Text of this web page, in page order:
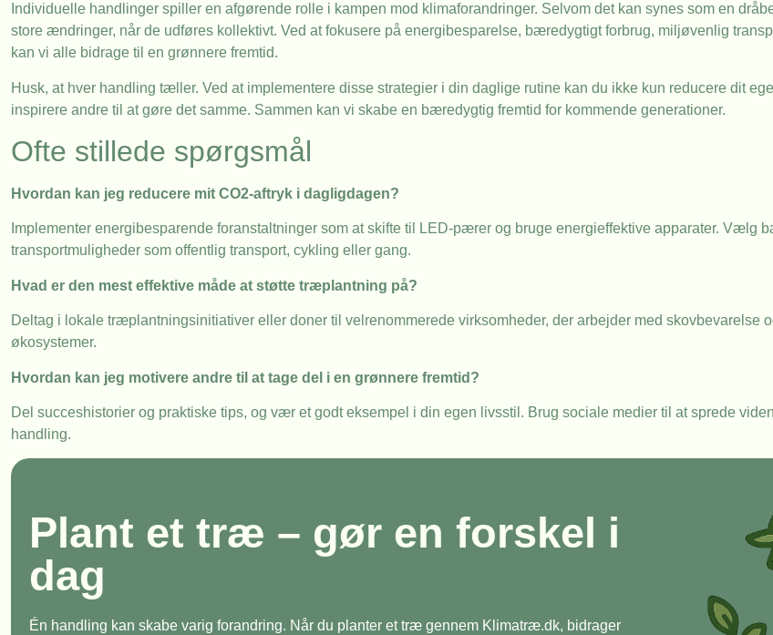
Individuelle handlinger spiller en afgørende rolle i kampen mod klimaforandringer. Selvom det kan synes som en
store ændringer, når de udføres kollektivt. Ved at fokusere på energibesparelse, bæredygtigt forbrug, miljøvenlig
kan vi alle bidrage til en grønnere fremtid.
Husk, at hver handling tæller. Ved at implementere disse strategier i din daglige rutine kan du ikke kun reducere dit
inspirere andre til at gøre det samme. Sammen kan vi skabe en bæredygtig fremtid for kommende generationer.
Ofte stillede spørgsmål
Hvordan kan jeg reducere mit CO2-aftryk i dagligdagen?
Implementer energibesparende foranstaltninger som at skifte til LED-pærer og bruge energieffektive apparater. Vælg
transportmuligheder som offentlig transport, cykling eller gang.
Hvad er den mest effektive måde at støtte træplantning på?
Deltag i lokale træplantningsinitiativer eller doner til velrenommerede virksomheder, der arbejder med skovbevarelse
økosystemer.
Hvordan kan jeg motivere andre til at tage del i en grønnere fremtid?
Del succeshistorier og praktiske tips, og vær et godt eksempel i din egen livsstil. Brug sociale medier til at sprede
handling.
Plant et træ – gør en forskel i
dag
Én handling kan skabe varig forandring. Når du planter et træ gennem Klimatræ.dk, bidrager